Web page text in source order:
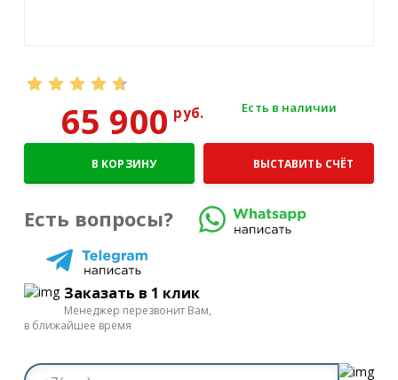
65 900руб. Есть в наличии
В КОРЗИНУ ВЫСТАВИТЬ СЧЁТ
Есть вопросы?
Заказать в 1 клик
Менеджер перезвонит Вам,
в ближайшее время